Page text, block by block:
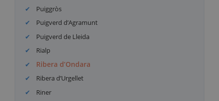
Puiggròs
Puigverd d’Agramunt
Puigverd de Lleida
Rialp
Ribera d’Ondara
Ribera d’Urgellet
Riner